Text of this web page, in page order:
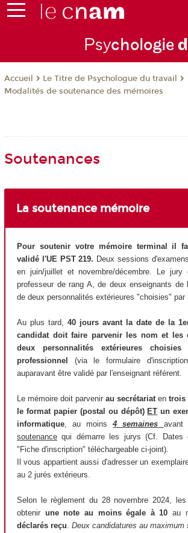
Psychologie
Accueil
Le Titre de Psychologue du travail
Modalités de soutenance des mémoires
Soutenances
La soutenance mémoire
Pour soutenir votre mémoire terminal il
validé l'UE PST 219. Deux sessions
en juin/juillet et novembre/décembre. Le jury
professeur de rang A, de deux enseignants de
de deux personnalités extérieures "choisies" par
Au plus tard, 40 jours avant la date de la
candidat doit faire parvenir les nom et les
deux personnalités extérieures
professionnel (via le formulaire
auparavant être validé par l'enseignant référent.
Le mémoire doit parvenir au secrétariat en trois
le format papier (postal ou dépôt) ET un
informatique , au moins 4 semaines
soutenance qui démarre les jurys (Cf. Dates
"Fiche d'inscription" téléchargeable ci-joint).
Il vous appartient aussi d'adresser un
au 2 jurés extérieurs.
Selon le règlement du 28 novembre 2024,
obtenir une note au moins égale à 10 au
déclarés reçu Deux candidatures au maximum